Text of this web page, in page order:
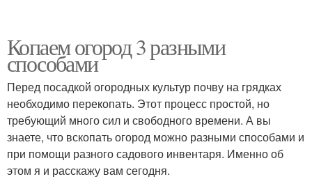
Копаем огород 3 разными
способами
Перед посадкой огородных культур почву на грядках
необходимо перекопать. Этот процесс простой, но
требующий много сил и свободного времени. А вы
знаете, что вскопать огород можно разными способами и
при помощи разного садового инвентаря. Именно об
этом я и расскажу вам сегодня.